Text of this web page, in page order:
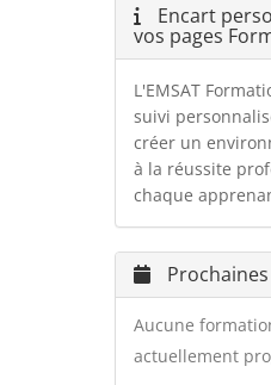
Encart
vos pages
L'EMSAT
suivi
créer un
à la réussite
chaque
Aucune
actuellement